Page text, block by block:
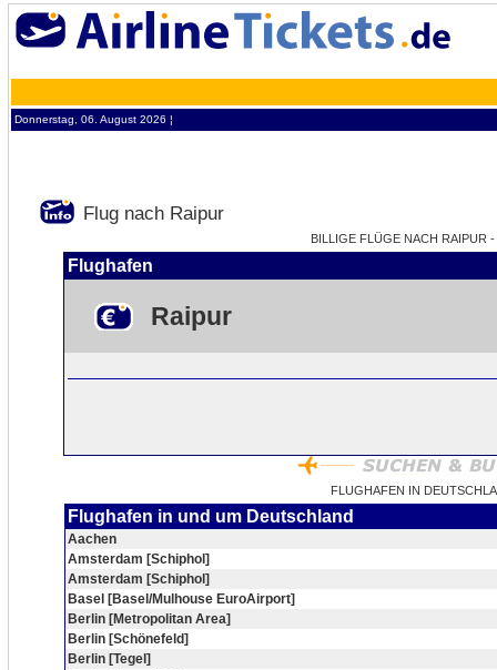
Donnerstag, 06. August 2026 ¦
Flug nach Raipur
BILLIGE FLÜGE NACH RAIPUR
Flughafen
Raipur
FLUGHAFEN IN
Flughafen in und um Deutschland
Aachen
Amsterdam [Schiphol]
Amsterdam [Schiphol]
Basel [Basel/Mulhouse EuroAirport]
Berlin [Metropolitan Area]
Berlin [Schönefeld]
Berlin [Tegel]